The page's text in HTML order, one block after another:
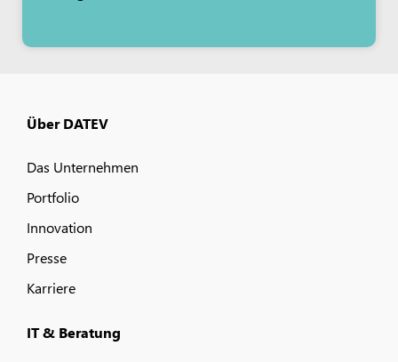
Über DATEV
Das Unternehmen
Portfolio
Innovation
Presse
Karriere
IT & Beratung